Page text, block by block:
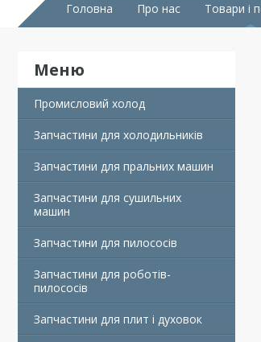
Головна Про нас Товари і
Промисловий холод
Запчастини для холодильників
Запчастини для пральних машин
Запчастини для сушильних
машин
Запчастини для пилососів
Запчастини для роботів-
пилососів
Запчастини для плит і духовок